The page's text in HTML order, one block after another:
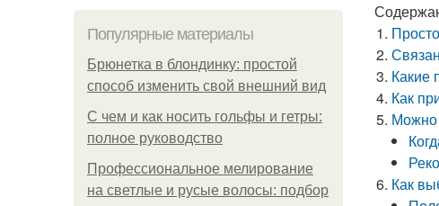
Популярные материалы
Брюнетка в блондинку: простой
способ изменить свой внешний вид
С чем и как носить гольфы и гетры:
полное руководство
Профессиональное мелирование
на светлые и русые волосы: подбор
Какие
Как
Можно
Как